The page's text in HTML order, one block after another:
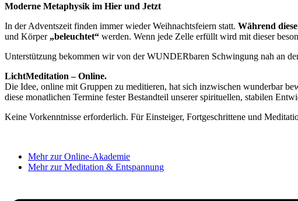
Moderne Metaphysik im Hier und Jetzt
In der Adventszeit finden immer wieder Weihnachtsfeiern statt. Während
und Körper „beleuchtet“ werden. Wenn jede Zelle erfüllt wird mit dieser
Unterstützung bekommen wir von der WUNDERbaren Schwingung nah an
LichtMeditation – Online.
Die Idee, online mit Gruppen zu meditieren, hat sich inzwischen wunderbar
diese monatlichen Termine fester Bestandteil unserer spirituellen, stabilen
Keine Vorkenntnisse erforderlich. Für Einsteiger, Fortgeschrittene und
Mehr zur Online-Akademie
Mehr zur Meditation & Entspannung